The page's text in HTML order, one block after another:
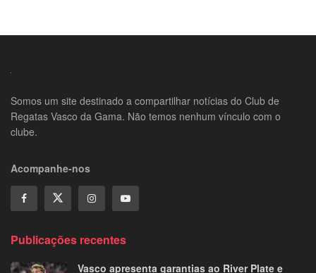
Somos um site destinado a compartilhar notícias do Club de
Regatas Vasco da Gama. Não temos nenhum vínculo com o
clube.
Acompanhe-nos
Publicações recentes
Vasco apresenta garantias ao River Plate e